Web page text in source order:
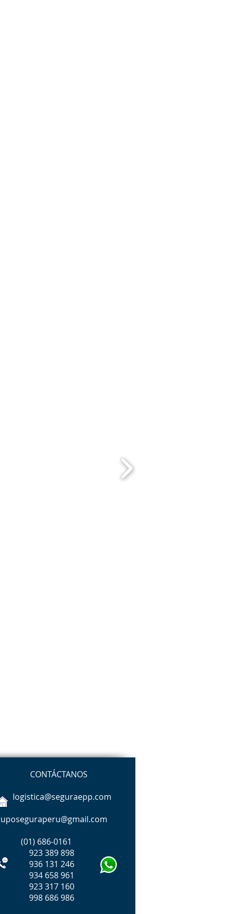
CONTÁCTANOS
logistica@seguraepp.com
(01) 686-0161
389 898
131 246
658 961
923 317 160
686 986